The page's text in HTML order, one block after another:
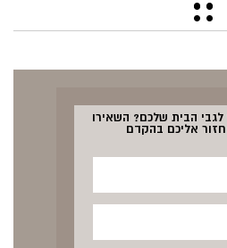
לגבי הבית שלכם? השאירו
אליכם בהקדם